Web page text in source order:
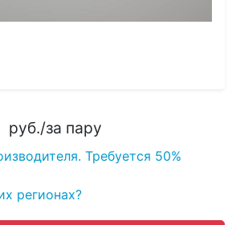
руб./за пару
Требуется 50%
регионах?